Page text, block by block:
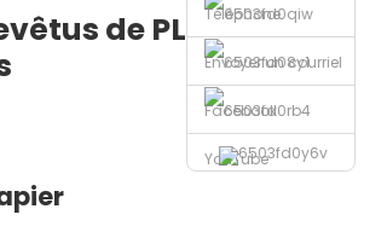
Téléphone
Envoyer un courriel
Facebook
YouTube
de PLA